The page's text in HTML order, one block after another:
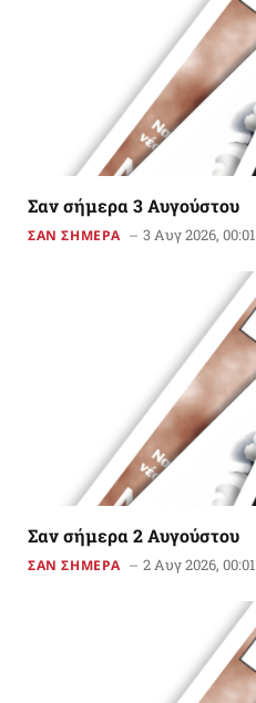
Σαν σήμερα 3 Αυγούστου
ΣΑΝ ΣΗΜΕΡΑ 3 Αυγ 2026, 00:01
Σαν σήμερα 2 Αυγούστου
ΣΑΝ ΣΗΜΕΡΑ 2 Αυγ 2026, 00:01